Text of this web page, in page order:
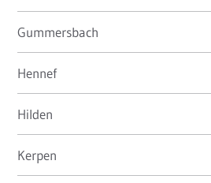
Gummersbach
Hennef
Hilden
Kerpen